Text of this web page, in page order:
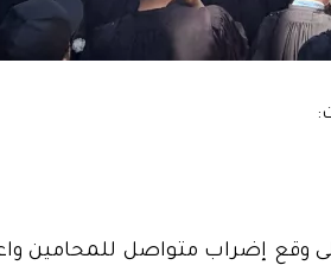
وقع إضراب متواصل للمحامين